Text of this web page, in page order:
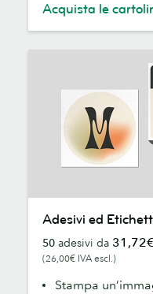
Acquista le
Etichette
Adesivi ed
50 adesivi da 31,72€
(26,00€ IVA escl.)
Stampa